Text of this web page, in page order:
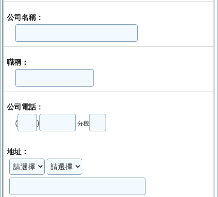
公司名稱：
職稱：
公司電話：
( ) 分機
地址：